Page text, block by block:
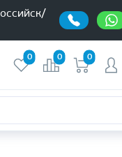
0 0 0